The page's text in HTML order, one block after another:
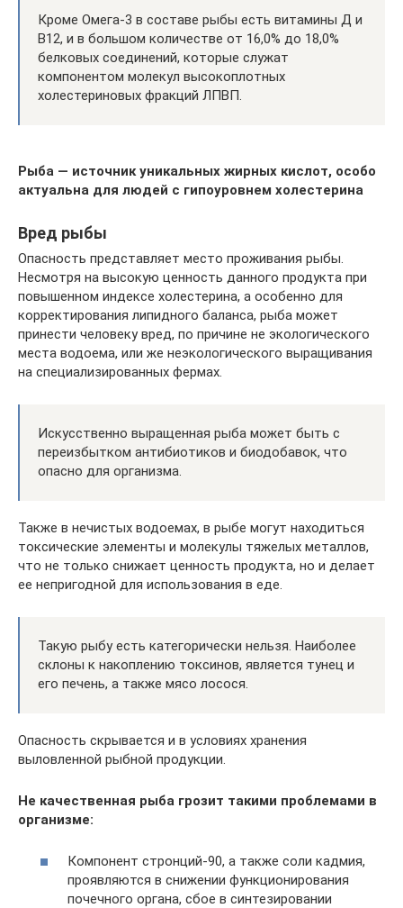
Кроме Омега-3 в составе рыбы есть витамины Д и
В12, и в большом количестве от 16,0% до 18,0%
белковых соединений, которые служат
компонентом молекул высокоплотных
холестериновых фракций ЛПВП.
Рыба — источник уникальных жирных кислот, особо
актуальна для людей с гипоуровнем холестерина
Вред рыбы
Опасность представляет место проживания рыбы.
Несмотря на высокую ценность данного продукта при
повышенном индексе холестерина, а особенно для
корректирования липидного баланса, рыба может
принести человеку вред, по причине не экологического
места водоема, или же неэкологического выращивания
на специализированных фермах.
Искусственно выращенная рыба может быть с
переизбытком антибиотиков и биодобавок, что
опасно для организма.
Также в нечистых водоемах, в рыбе могут находиться
токсические элементы и молекулы тяжелых металлов,
что не только снижает ценность продукта, но и делает
ее непригодной для использования в еде.
Такую рыбу есть категорически нельзя. Наиболее
склоны к накоплению токсинов, является тунец и
его печень, а также мясо лосося.
Опасность скрывается и в условиях хранения
выловленной рыбной продукции.
Не качественная рыба грозит такими проблемами в
организме:
Компонент стронций-90, а также соли кадмия,
проявляются в снижении функционирования
почечного органа, сбое в синтезировании